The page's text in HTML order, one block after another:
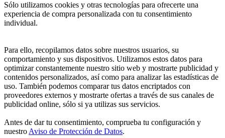
Sólo utilizamos cookies y otras tecnologías para ofrecerte una
experiencia de compra personalizada con tu consentimiento
individual.
Para ello, recopilamos datos sobre nuestros usuarios, su
comportamiento y sus dispositivos. Utilizamos estos datos para
optimizar constantemente nuestro sitio web y mostrarte publicidad y
contenidos personalizados, así como para analizar las estadísticas de
uso. También podemos comparar tus datos encriptados con
proveedores externos y mostrarte ofertas a través de sus canales de
publicidad online, sólo si ya utilizas sus servicios.
Antes de dar tu consentimiento, comprueba tu configuración y
nuestro Aviso de Protección de Datos.